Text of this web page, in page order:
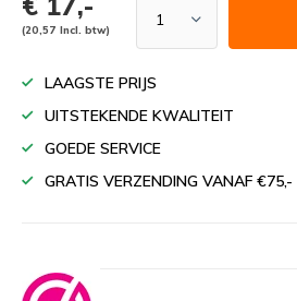
(20,57 Incl. btw)
LAAGSTE PRIJS
UITSTEKENDE KWALITEIT
GOEDE SERVICE
GRATIS VERZENDING VANAF €75,-